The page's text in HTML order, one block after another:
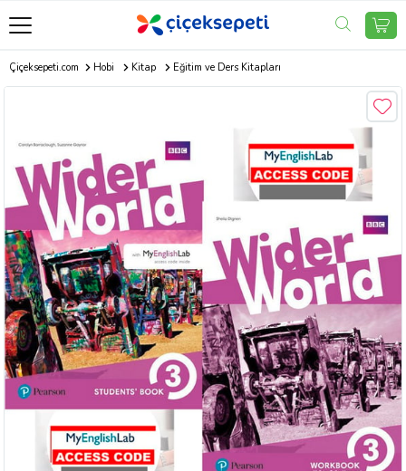
Çiçeksepeti.com Hobi Kitap Eğitim ve Ders Kitapları